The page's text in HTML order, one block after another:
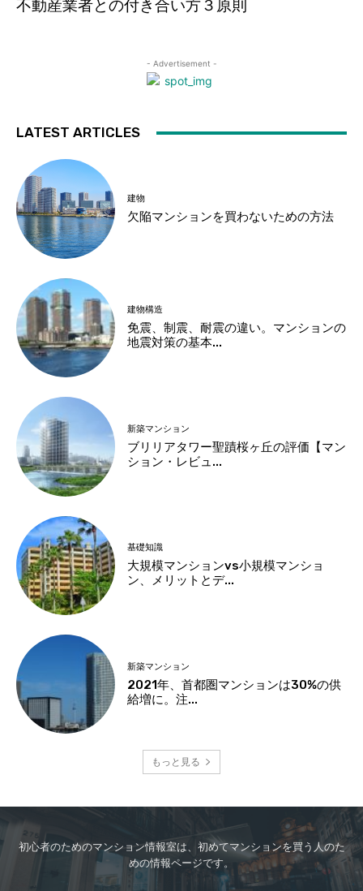
不動産業者との付き合い方３原則
- Advertisement -
LATEST ARTICLES
建物
欠陥マンションを買わないための方法
建物構造
免震、制震、耐震の違い。マンションの
地震対策の基本...
新築マンション
ブリリアタワー聖蹟桜ヶ丘の評価【マン
ション・レビュ...
基礎知識
大規模マンションvs小規模マンショ
ン、メリットとデ...
新築マンション
2021年、首都圏マンションは30%の供
給増に。注...
もっと見る
初心者のためのマンション情報室は、初めてマンションを買う人のた
めの情報ページです。